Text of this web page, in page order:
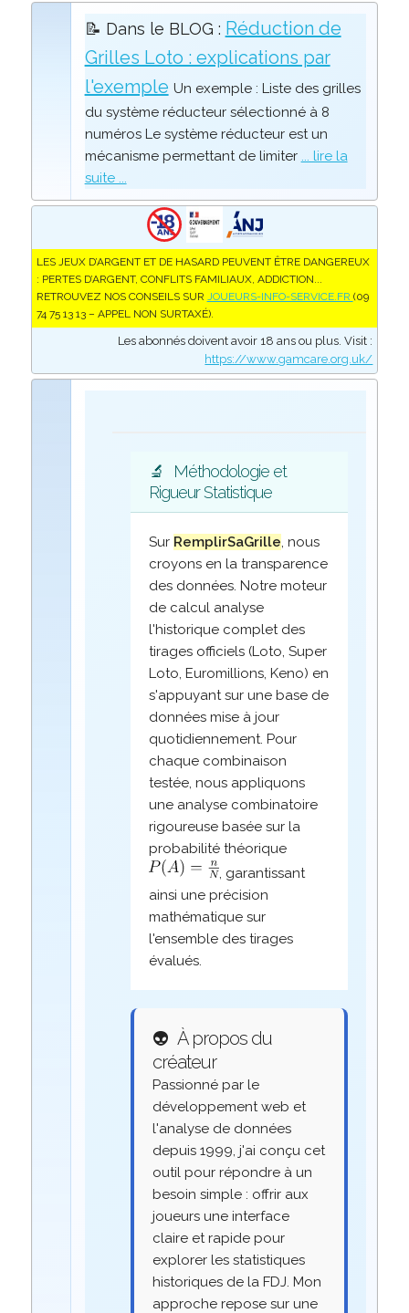
📝 Dans le BLOG : Réduction de
Grilles Loto : explications par
l'exemple Un exemple : Liste des grilles
du système réducteur sélectionné à 8
numéros Le système réducteur est un
mécanisme permettant de limiter ... lire la
suite ...
LES JEUX D’ARGENT ET DE HASARD PEUVENT ÊTRE DANGEREUX
: PERTES D’ARGENT, CONFLITS FAMILIAUX, ADDICTION...
RETROUVEZ NOS CONSEILS SUR JOUEURS-INFO-SERVICE.FR (09
74 75 13 13 – APPEL NON SURTAXÉ).
Les abonnés doivent avoir 18 ans ou plus. Visit :
https://www.gamcare.org.uk/
🔬
Méthodologie et
Rigueur Statistique
Sur RemplirSaGrille, nous
croyons en la transparence
des données. Notre moteur
de calcul analyse
l'historique complet des
tirages officiels (Loto, Super
Loto, Euromillions, Keno) en
s'appuyant sur une base de
données mise à jour
quotidiennement. Pour
chaque combinaison
testée, nous appliquons
une analyse combinatoire
rigoureuse basée sur la
probabilité théorique
, garantissant
ainsi une précision
mathématique sur
l'ensemble des tirages
évalués.
👽 À propos du
créateur
Passionné par le
développement web et
l'analyse de données
depuis 1999, j'ai conçu cet
outil pour répondre à un
besoin simple : offrir aux
joueurs une interface
claire et rapide pour
explorer les statistiques
historiques de la FDJ. Mon
approche repose sur une